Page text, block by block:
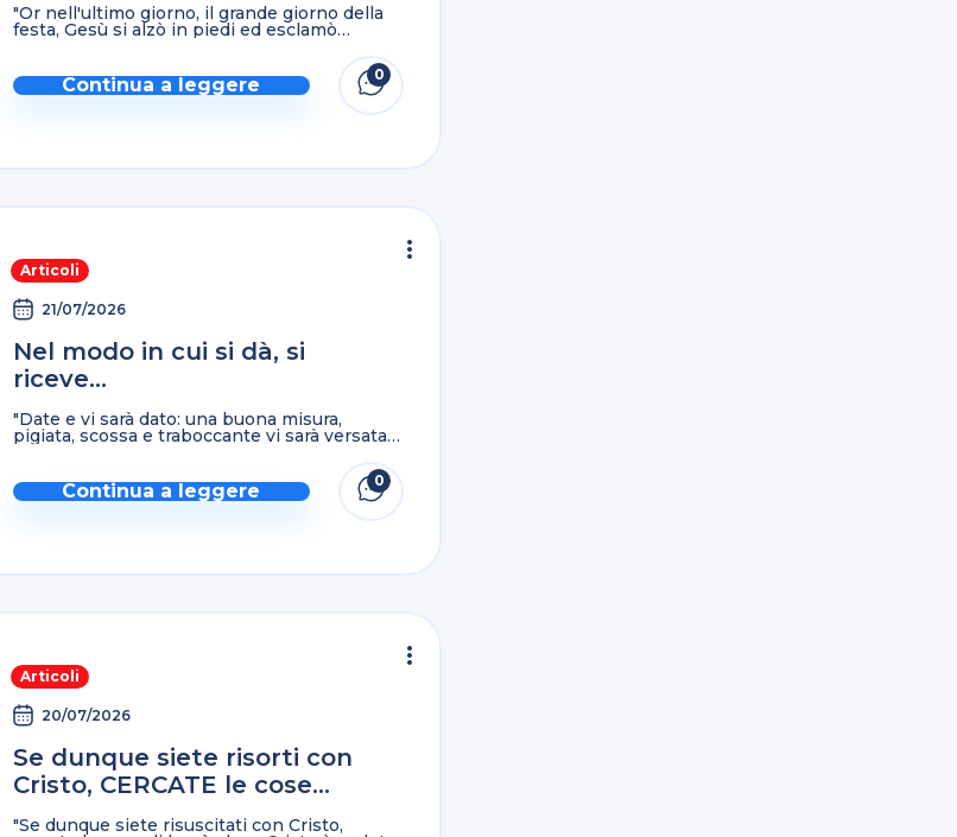
"Or nell'ultimo giorno, il grande giorno della
festa, Gesù si alzò in piedi ed esclamò
Continua a leggere 0
Articoli
21/07/2026
Nel modo in cui si dà, si
riceve…
"Date e vi sarà dato: una buona misura,
pigiata, scossa e traboccante vi sarà versata
misurate, sarà altresì misurato a voi." Luca ...
Continua a leggere 0
Articoli
20/07/2026
Se dunque siete risorti con
Cristo, CERCATE le cose
dell’Alto…
"Se dunque siete risuscitati con Cristo,